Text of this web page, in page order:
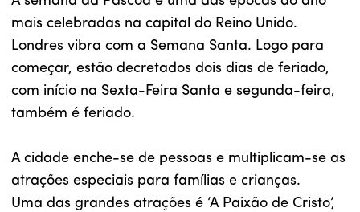
mais celebradas na capital do Reino Unido.
Londres vibra com a Semana Santa. Logo para
começar, estão decretados dois dias de feriado,
com início na Sexta-Feira Santa e segunda-feira,
também é feriado.
A cidade enche-se de pessoas e multiplicam-se as
atrações especiais para famílias e crianças.
Uma das grandes atrações é ‘A Paixão de Cristo’,